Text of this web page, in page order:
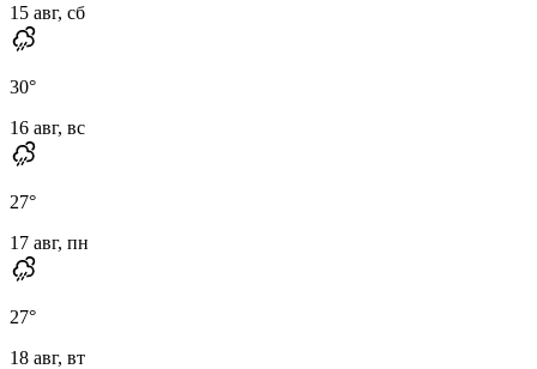
15 авг, сб
30°
16 авг, вс
27°
17 авг, пн
27°
18 авг, вт